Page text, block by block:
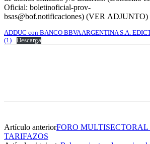
Oficial: boletinoficial-prov-
bsas@bof.notificaciones) (VER ADJUNTO)
ADDUC con BANCO BBVA ARGENTINA S.A.
(1)
Descarga
Artículo anteriorFORO MULTISECTORAL
TARIFAZOS